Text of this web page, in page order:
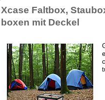
Xca­se Falt­box,
bo­xen mit Dec­kel